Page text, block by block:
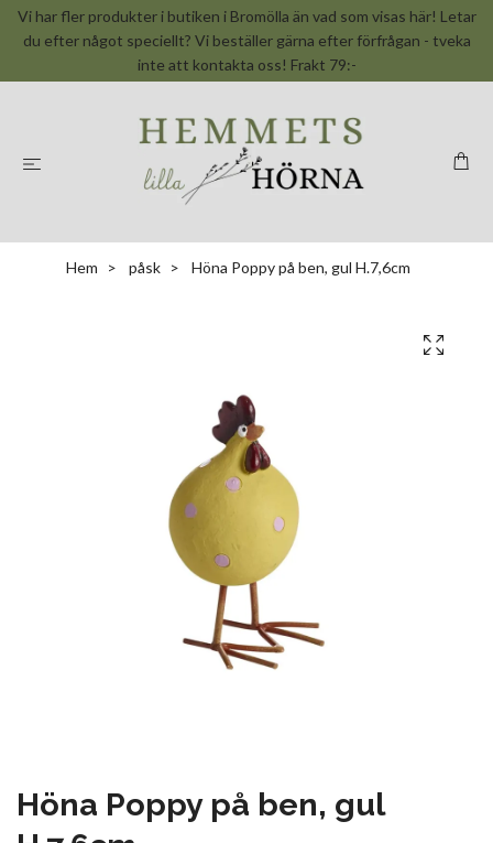
Vi har fler produkter i butiken i Bromölla än vad som visas här! Letar
du efter något speciellt? Vi beställer gärna efter förfrågan - tveka
inte att kontakta oss! Frakt 79:-
Hem påsk Höna Poppy på ben, gul H.7,6cm
Höna Poppy på ben, gul